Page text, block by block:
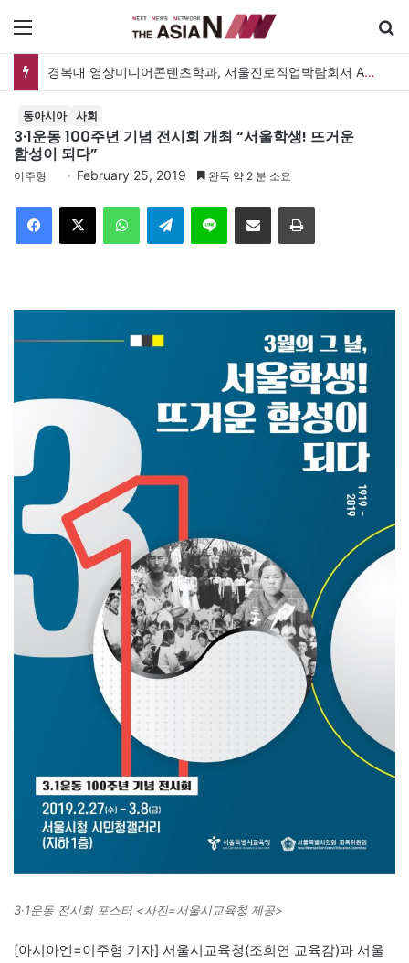
경복대 영상미디어콘텐츠학과, 서울진로직업박람회서 AI 체험 부스 운영
동아시아 사회
3·1운동 100주년 기념 전시회 개최 “서울학생! 뜨거운
함성이 되다”
이주형 February 25, 2019 완독 약 2 분 소요
Telegram 이메일
3·1운동 전시회 포스터 <사진=서울시교육청 제공>
[아시아엔=이주형 기자] 서울시교육청(조희연 교육감)과 서울